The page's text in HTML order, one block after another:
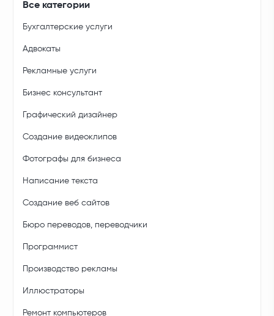
Все категории
Бухгалтерские услуги
Адвокаты
Рекламные услуги
Бизнес консультант
Графический дизайнер
Создание видеоклипов
Фотографы для бизнеса
Написание текста
Создание веб сайтов
Бюро переводов, переводчики
Программист
Производство рекламы
Иллюстраторы
Ремонт компьютеров